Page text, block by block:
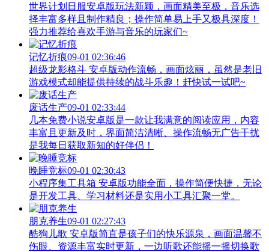
世界计划日服安卓版玩法新颖，画面精美至极，音乐选
择丰富多样且制作精良；操作简单易上手又极具深度！
强力推荐给喜欢手游与音乐的玩家们~
记忆折痕09-01 02:36:46
超级龙影格斗 安卓版动作流畅，画面炫丽，虽然是老旧
游戏模式却能提供持续的战斗乐趣！赶快试一试吧~
废话生产09-01 02:33:44
几本免费小说安卓版是一款让我满意的阅读应用，内容
丰富且更新及时，界面简洁清晰、操作流畅无广告干扰
是我每日获取新知的好伴侣！
晚睡竞标09-01 02:30:43
小程序集工具箱 安卓版功能全面，操作简便快捷，无论
是开发工具、学习材料还是实用小工具汇聚一堂。
朋克养生09-01 02:27:43
酷狗儿歌 安卓版简直是孩子们的快乐源泉，画面温馨不
伤眼、资源丰富实时更新，一边听歌还能摇一摇切换歌